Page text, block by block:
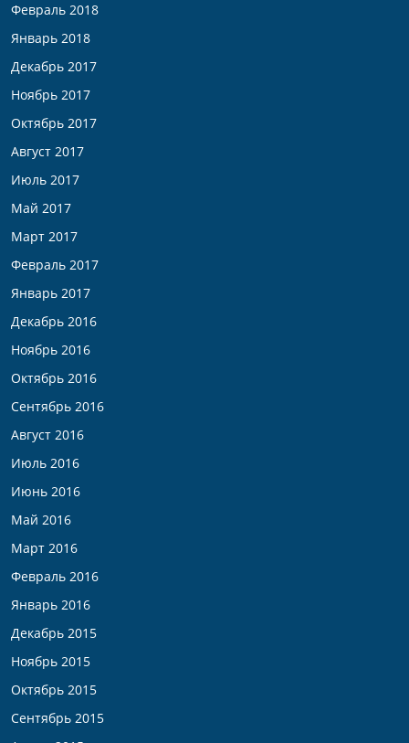
Февраль 2018
Январь 2018
Декабрь 2017
Ноябрь 2017
Октябрь 2017
Август 2017
Июль 2017
Май 2017
Март 2017
Февраль 2017
Январь 2017
Декабрь 2016
Ноябрь 2016
Октябрь 2016
Сентябрь 2016
Август 2016
Июль 2016
Июнь 2016
Май 2016
Март 2016
Февраль 2016
Январь 2016
Декабрь 2015
Ноябрь 2015
Октябрь 2015
Сентябрь 2015